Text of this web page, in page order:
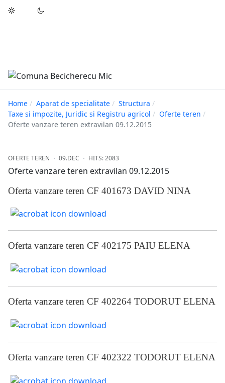
Home Aparat de specialitate
Structura
Taxe si impozite, Juridic si Registru agricol
Oferte teren
Oferte vanzare teren extravilan 09.12.2015
OFERTE TEREN 09.DEC HITS: 2083
Oferte vanzare teren extravilan 09.12.2015
Oferta vanzare teren CF 401673 DAVID NINA
Oferta vanzare teren CF 402175 PAIU ELENA
Oferta vanzare teren CF 402264 TODORUT ELENA
Oferta vanzare teren CF 402322 TODORUT ELENA